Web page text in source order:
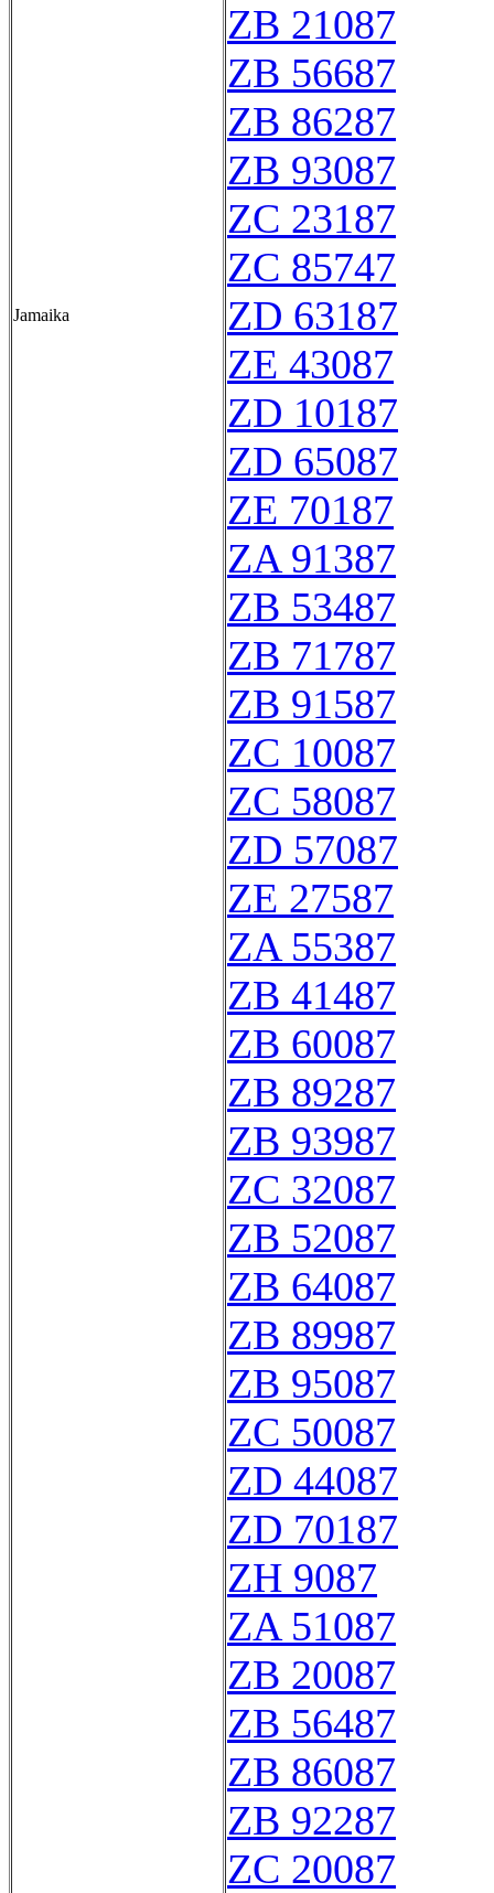
Jamaika
ZB 21087
ZB 56687
ZB 86287
ZB 93087
ZC 23187
ZC 85747
ZD 63187
ZE 43087
ZD 10187
ZD 65087
ZE 70187
ZA 91387
ZB 53487
ZB 71787
ZB 91587
ZC 10087
ZC 58087
ZD 57087
ZE 27587
ZA 55387
ZB 41487
ZB 60087
ZB 89287
ZB 93987
ZC 32087
ZB 52087
ZB 64087
ZB 89987
ZB 95087
ZC 50087
ZD 44087
ZD 70187
ZH 9087
ZA 51087
ZB 20087
ZB 56487
ZB 86087
ZB 92287
ZC 20087